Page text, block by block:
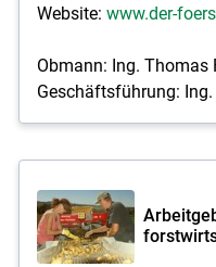
Website: www.der-
Obmann: Ing. Thomas
Geschäftsführung: